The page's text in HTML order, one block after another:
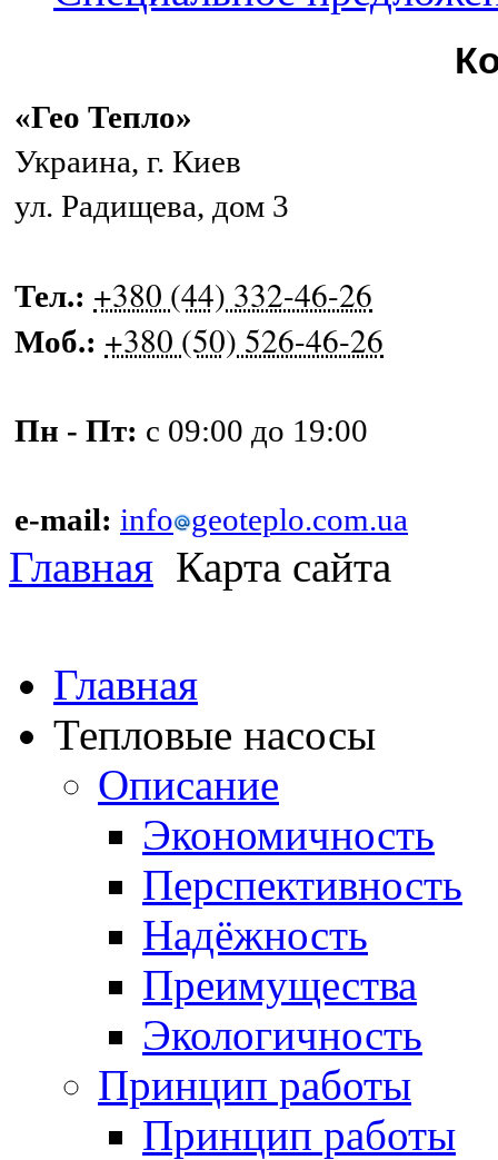
«Гео Тепло»
Украина, г. Киев
ул. Радищева, дом 3
Тел.: +380 (44) 332-46-26
Моб.: +380 (50) 526-46-26
Пн - Пт: с 09:00 до 19:00
e-mail: info geoteplo.com.ua
Главная Карта сайта
Главная
Тепловые насосы
Описание
Экономичность
Перспективность
Надёжность
Преимущества
Экологичность
Принцип работы
Принцип работы